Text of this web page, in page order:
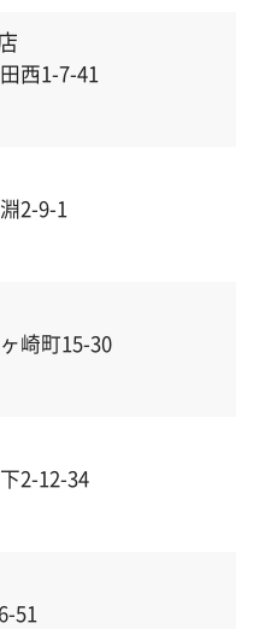
西1-7-41
2-9-1
崎町15-30
2-12-34
51